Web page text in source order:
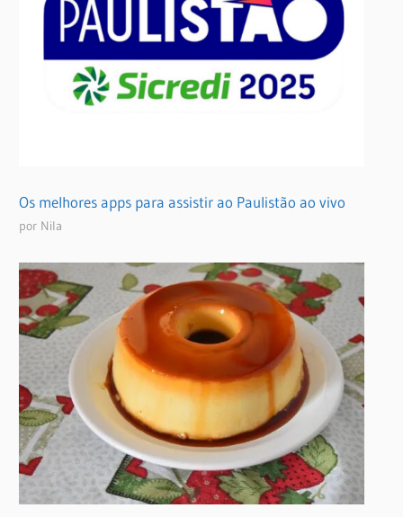
Os melhores apps para assistir ao Paulistão ao vivo
por Nila